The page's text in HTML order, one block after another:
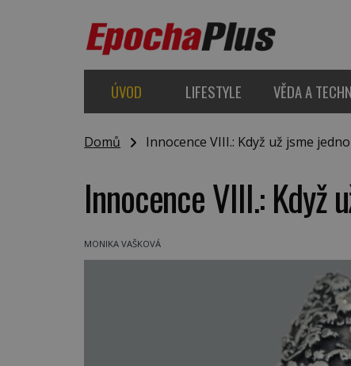
ÚVOD LIFESTYLE VĚDA A
Domů Innocence VIII.: Když už jsme
Innocence VIII.: Když
MONIKA VAŠKOVÁ